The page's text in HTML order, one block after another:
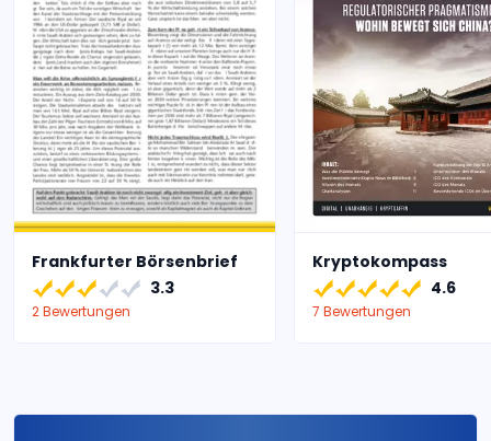
Frankfurter Börsenbrief
3.3
2 Bewertungen
Kryptokompass
4.6
7 Bewertungen